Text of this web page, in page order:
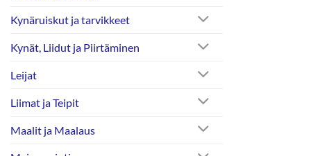
Kynäruiskut ja tarvikkeet
Kynät, Liidut ja Piirtäminen
Leijat
Liimat ja Teipit
Maalit ja Maalaus